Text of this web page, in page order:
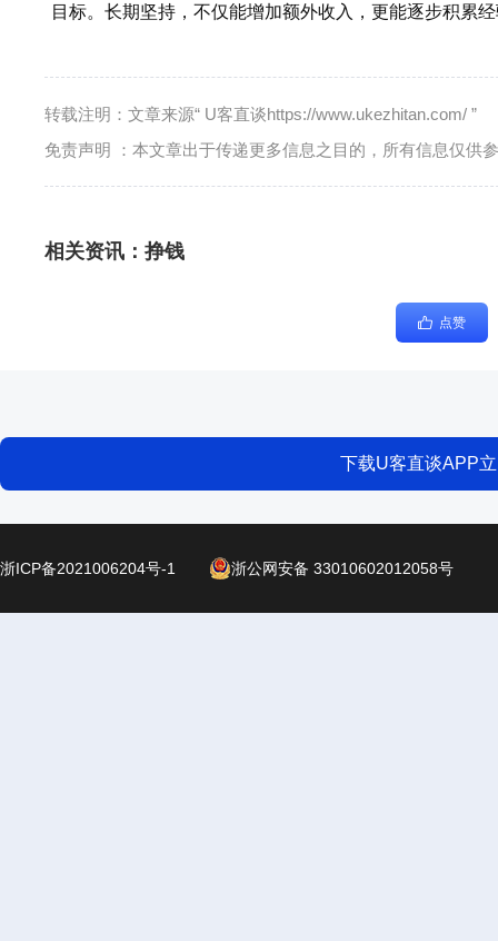
目标。长期坚持，不仅能增加额外收入，更能逐步积累
转载注明：文章来源“ U客直谈https://www.ukezhitan.com/ ”
免责声明 ：本文章出于传递更多信息之目的，所有信息仅供
相关资讯： 挣钱
点赞
下载U客直谈APP
浙ICP备2021006204号-1 浙公网安备 33010602012058号